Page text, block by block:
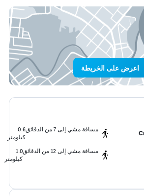
اعرض على الخريطة
مسافة مشي إلى 7 من الدقائق
0.6
كيلومتر
مسافة مشي إلى 12 من الدقائق
1.0
كيلومتر